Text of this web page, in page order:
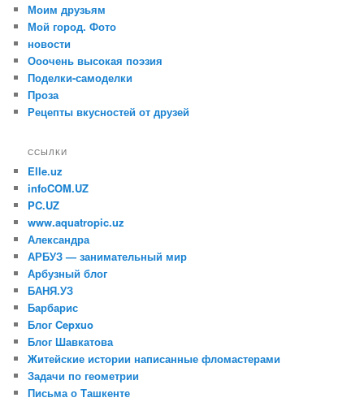
Моим друзьям
Мой город. Фото
новости
Ооочень высокая поэзия
Поделки-самоделки
Проза
Рецепты вкусностей от друзей
ССЫЛКИ
Elle.uz
infoCOM.UZ
PC.UZ
www.aquatropic.uz
Александра
АРБУЗ — занимательный мир
Арбузный блог
БАНЯ.УЗ
Барбарис
Блог Cepxuo
Блог Шавкатова
Житейские истории написанные фломастерами
Задачи по геометрии
Письма о Tашкенте